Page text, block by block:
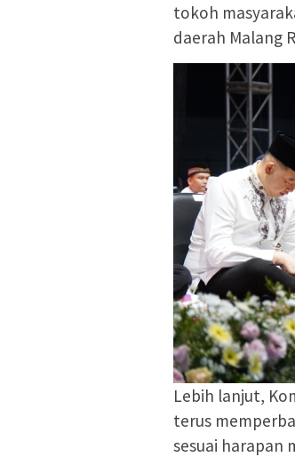
tokoh
daerah Malang
Lebih lanjut,
terus
sesuai harapan